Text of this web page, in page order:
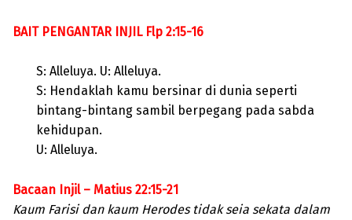
BAIT PENGANTAR INJIL Flp 2:15-16
S: Alleluya. U: Alleluya.
S: Hendaklah kamu bersinar di dunia seperti
bintang-bintang sambil berpegang pada sabda
kehidupan.
U: Alleluya.
Bacaan Injil – Matius 22:15-21
Kaum Farisi dan kaum Herodes tidak seia sekata dalam